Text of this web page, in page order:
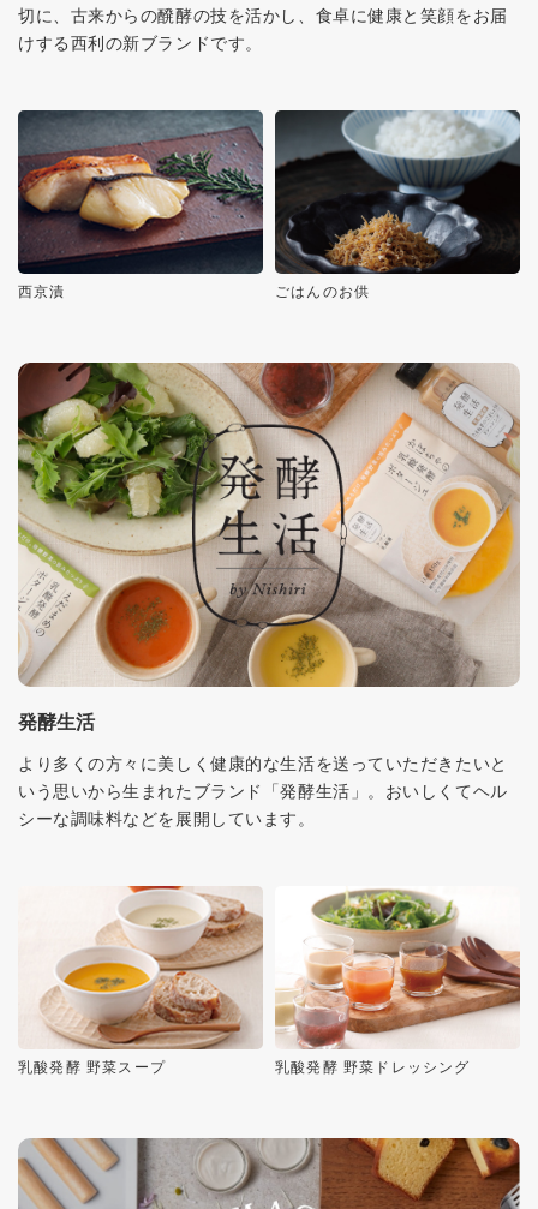
切に、古来からの醗酵の技を活かし、食卓に健康と笑顔をお届
けする西利の新ブランドです。
西京漬 ごはんのお供
発酵生活
より多くの方々に美しく健康的な生活を送っていただきたいと
いう思いから生まれたブランド「発酵生活」。おいしくてヘル
シーな調味料などを展開しています。
乳酸発酵 野菜スープ 乳酸発酵 野菜ドレッシング